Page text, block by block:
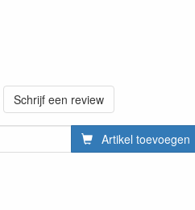
Schrijf een review
Artikel toevoegen